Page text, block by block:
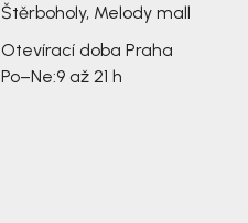
Štěrboholy, Melody mall
Otevírací doba Praha
Po–Ne:9 až 21 h